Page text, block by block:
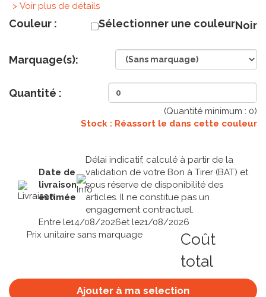
> Voir plus de détails
Couleur : Sélectionner une couleurNoir
Marquage(s):
Quantité :
(Quantité minimum : 0)
Stock : Réassort le dans cette couleur
Date de
livraison
estimée
Délai indicatif, calculé à partir de la
validation de votre Bon à Tirer (BAT) et
sous réserve de disponibilité des
articles. Il ne constitue pas un
engagement contractuel.
Entre le14/08/2026et le21/08/2026
Prix unitaire sans marquage
Coût
total
Ajouter à ma selection